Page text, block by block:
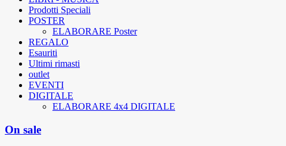
Prodotti Speciali
POSTER
ELABORARE Poster
REGALO
Esauriti
Ultimi rimasti
outlet
EVENTI
DIGITALE
ELABORARE 4x4 DIGITALE
On sale